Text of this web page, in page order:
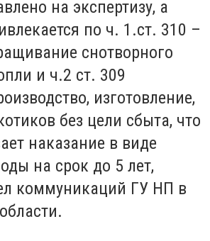
на экспертизу, а
по ч. 1.ст. 310 –
снотворного
и ч.2 ст. 309
изготовление,
без цели сбыта, что
наказание в виде
на срок до 5 лет,
коммуникаций ГУ НП в